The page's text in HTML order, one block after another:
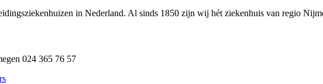
in Nederland. Al sinds 1850 zijn wij hét ziekenhuis van regio
024 365 76 57